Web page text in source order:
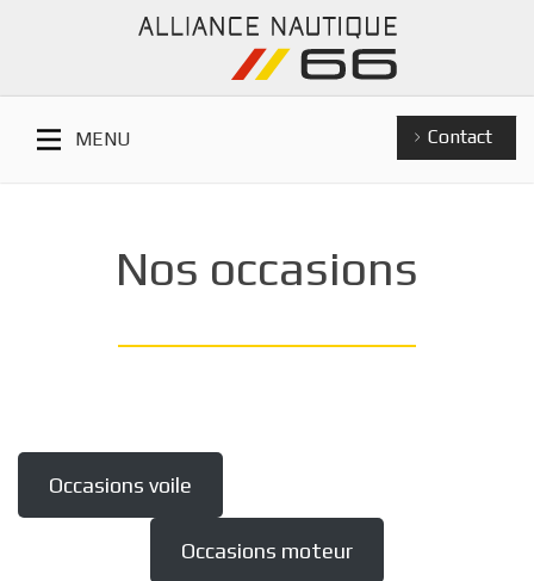
MENU Contact
Nos occasions
Occasions voile
Occasions moteur